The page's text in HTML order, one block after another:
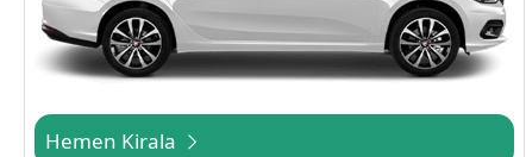
Hemen Kirala